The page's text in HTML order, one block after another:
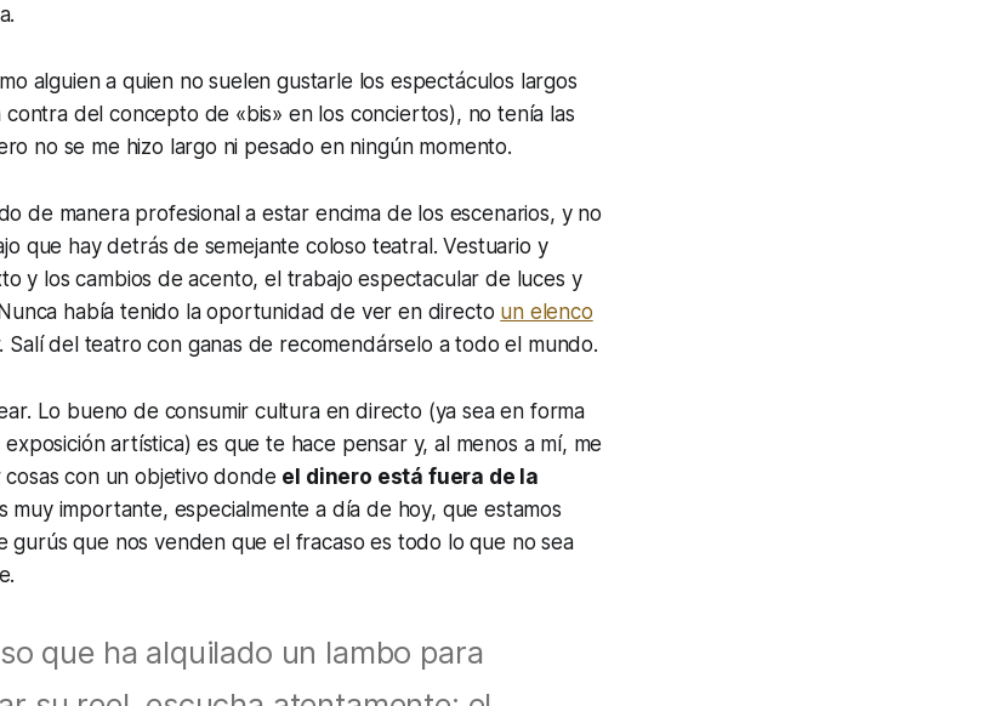
alguien a quien no suelen gustarle los espectáculos largos
del concepto de «bis» en los conciertos), no tenía las
no se me hizo largo ni pesado en ningún momento.
de manera profesional a estar encima de los escenarios, y no
que hay detrás de semejante coloso teatral. Vestuario y
y los cambios de acento, el trabajo espectacular de luces y
había tenido la oportunidad de ver en directo un elenco
Salí del teatro con ganas de recomendárselo a todo el mundo.
Lo bueno de consumir cultura en directo (ya sea en forma
artística) es que te hace pensar y, al menos a mí, me
con un objetivo donde el dinero está fuera de la
muy importante, especialmente a día de hoy, que estamos
gurús que nos venden que el fracaso es todo lo que no sea
que ha alquilado un lambo para